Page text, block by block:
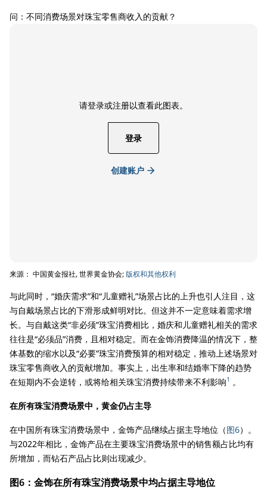
问：不同消费场景对珠宝零售商收入的贡献？
请登录或注册以查看此图表。
登录
创建账户
来源： 中国黄金报社, 世界黄金协会;版权和其他权利
与此同时，“婚庆需求”和“儿童赠礼”场景占比的上升也引人注目，这
与自戴场景占比的下滑形成鲜明对比。但这并不一定意味着需求增
长。与自戴这类“非必须”珠宝消费相比，婚庆和儿童赠礼相关的需求
往往是“必须品”消费，且相对稳定。而在金饰消费降温的情况下，整
体基数的缩水以及“必要”珠宝消费预算的相对稳定，推动上述场景对
珠宝零售商收入的贡献增加。事实上，出生率和结婚率下降的趋势
在短期内不会逆转，或将给相关珠宝消费持续带来不利影响1 。
在所有珠宝消费场景中，黄金仍占主导
在中国所有珠宝消费场景中，金饰产品继续占据主导地位（图6）。
与2022年相比，金饰产品在主要珠宝消费场景中的销售额占比均有
所增加，而钻石产品占比则出现减少。
图6：金饰在所有珠宝消费场景中均占据主导地位